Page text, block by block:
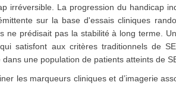
irréversible. La progression du handicap
sur la base d'essais cliniques
ne prédisait pas la stabilité à long terme.
satisfont aux critères traditionnels de
une population de patients atteints de
les marqueurs cliniques et d’imagerie